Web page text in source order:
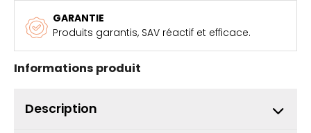
GARANTIE
Produits garantis, SAV réactif et efficace.
Informations produit
Description